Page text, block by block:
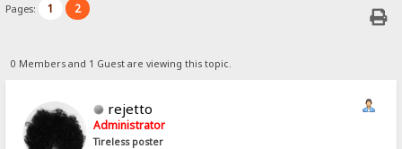
Pages: 1 2
0 Members and 1 Guest are viewing this topic.
rejetto
Administrator
Tireless poster